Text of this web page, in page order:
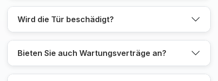
Wird die Tür beschädigt?
Bieten Sie auch Wartungsverträge an?